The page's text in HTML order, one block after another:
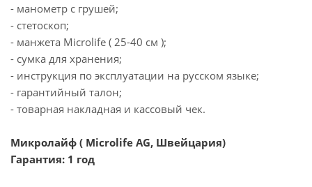
- манометр с грушей;
- стетоскоп;
- манжета Microlife ( 25-40 см );
- сумка для хранения;
- инструкция по эксплуатации на русском языке;
- гарантийный талон;
- товарная накладная и кассовый чек.
Микролайф ( Microlife AG, Швейцария)
Гарантия: 1 год